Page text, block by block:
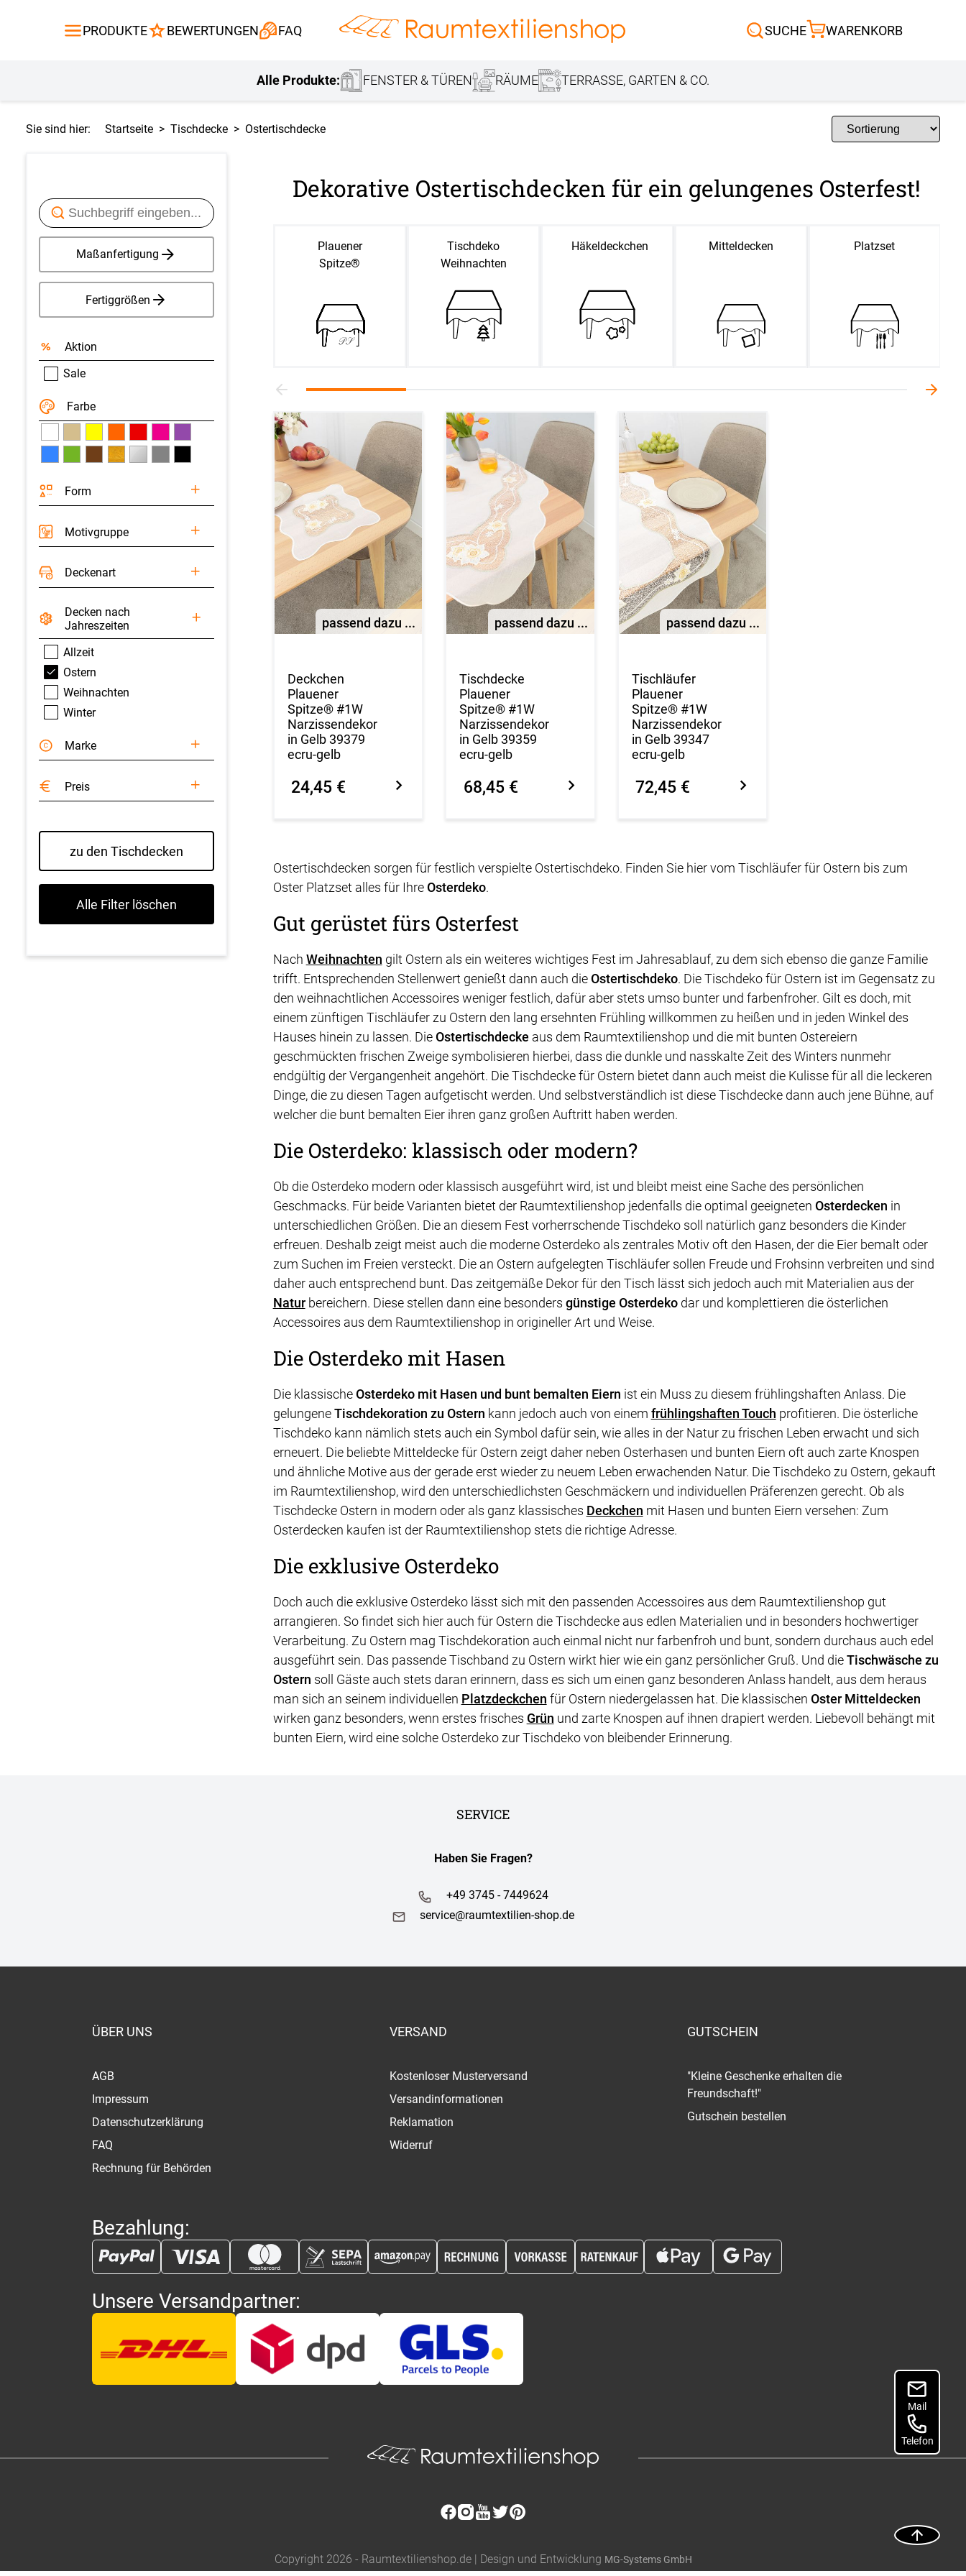
PRODUKTE BEWERTUNGEN FAQ SUCHE WARENKORB
Alle Produkte: FENSTER & TÜREN
Gardinen Flächenvorhang Lamellenvorhang Jalousie Scheibengardinen
RÄUME TERRASSE, GARTEN & CO.
Sie sind hier: Startseite Tischdecke Ostertischdecke
Maßanfertigung
Fertiggrößen
Aktion
Sale
Farbe
Form
Motivgruppe
Deckenart
Decken nach
Jahreszeiten
Allzeit
Ostern
Weihnachten
Winter
Marke
Preis
zu den Tischdecken
Alle Filter löschen
Dekorative Ostertischdecken für ein gelungenes Osterfest!
Plauener
Spitze®
Tischdeko
Weihnachten
Häkeldeckchen Mitteldecken Platzset
Deckchen
Plauener
Spitze® #1W
Narzissendekor
in Gelb 39379
ecru-gelb
24,45 €
passend dazu ...
Tischdecke
Plauener
Spitze® #1W
Narzissendekor
in Gelb 39359
ecru-gelb
68,45 €
passend dazu ...
Tischläufer
Plauener
Spitze® #1W
Narzissendekor
in Gelb 39347
ecru-gelb
72,45 €
passend dazu ...
Ostertischdecken sorgen für festlich verspielte Ostertischdeko. Finden Sie hier vom Tischläufer für Ostern bis zum
Oster Platzset alles für IhreOsterdeko.
Gut gerüstet fürs Osterfest
Nach Weihnachten gilt Ostern als ein weiteres wichtiges Fest im Jahresablauf, zu dem sich ebenso die ganze Familie
trifft. Entsprechenden Stellenwert genießt dann auch dieOstertischdeko. Die Tischdeko für Ostern ist im Gegensatz zu
den weihnachtlichen Accessoires weniger festlich, dafür aber stets umso bunter und farbenfroher. Gilt es doch, mit
einem zünftigen Tischläufer zu Ostern den lang ersehnten Frühling willkommen zu heißen und in jeden Winkel des
Hauses hinein zu lassen. DieOstertischdecke aus dem Raumtextilienshop und die mit bunten Ostereiern
geschmückten frischen Zweige symbolisieren hierbei, dass die dunkle und nasskalte Zeit des Winters nunmehr
endgültig der Vergangenheit angehört. Die Tischdecke für Ostern bietet dann auch meist die Kulisse für all die leckeren
Dinge, die zu diesen Tagen aufgetischt werden. Und selbstverständlich ist diese Tischdecke dann auch jene Bühne, auf
welcher die bunt bemalten Eier ihren ganz großen Auftritt haben werden.
Die Osterdeko: klassisch oder modern?
Ob die Osterdeko modern oder klassisch ausgeführt wird, ist und bleibt meist eine Sache des persönlichen
Geschmacks. Für beide Varianten bietet der Raumtextilienshop jedenfalls die optimal geeigneten Osterdecken in
unterschiedlichen Größen. Die an diesem Fest vorherrschende Tischdeko soll natürlich ganz besonders die Kinder
erfreuen. Deshalb zeigt meist auch die moderne Osterdeko als zentrales Motiv oft den Hasen, der die Eier bemalt oder
zum Suchen im Freien versteckt. Die an Ostern aufgelegten Tischläufer sollen Freude und Frohsinn verbreiten und sind
daher auch entsprechend bunt. Das zeitgemäße Dekor für den Tisch lässt sich jedoch auch mit Materialien aus der
Naturbereichern. Diese stellen dann eine besonders günstige Osterdekodar und komplettieren die österlichen
Accessoires aus dem Raumtextilienshop in origineller Art und Weise.
Die Osterdeko mit Hasen
Die klassischeOsterdeko mit Hasen und bunt bemalten Eiern ist ein Muss zu diesem frühlingshaften Anlass. Die
gelungeneTischdekoration zu Ostern kann jedoch auch von einem frühlingshaften Touch profitieren. Die österliche
Tischdeko kann nämlich stets auch ein Symbol dafür sein, wie alles in der Natur zu frischen Leben erwacht und sich
erneuert. Die beliebte Mitteldecke für Ostern zeigt daher neben Osterhasen und bunten Eiern oft auch zarte Knospen
und ähnliche Motive aus der gerade erst wieder zu neuem Leben erwachenden Natur. Die Tischdeko zu Ostern, gekauft
im Raumtextilienshop, wird den unterschiedlichsten Geschmäckern und individuellen Präferenzen gerecht. Ob als
Tischdecke Ostern in modern oder als ganz klassisches Deckchen mit Hasen und bunten Eiern versehen: Zum
Osterdecken kaufen ist der Raumtextilienshop stets die richtige Adresse.
Die exklusive Osterdeko
Doch auch die exklusive Osterdeko lässt sich mit den passenden Accessoires aus dem Raumtextilienshop gut
arrangieren. So findet sich hier auch für Ostern die Tischdecke aus edlen Materialien und in besonders hochwertiger
Verarbeitung. Zu Ostern mag Tischdekoration auch einmal nicht nur farbenfroh und bunt, sondern durchaus auch edel
ausgeführt sein. Das passende Tischband zu Ostern wirkt hier wie ein ganz persönlicher Gruß. Und dieTischwäsche zu
Ostern soll Gäste auch stets daran erinnern, dass es sich um einen ganz besonderen Anlass handelt, aus dem heraus
man sich an seinem individuellen Platzdeckchen für Ostern niedergelassen hat. Die klassischen Oster Mitteldecken
wirken ganz besonders, wenn erstes frisches Grün und zarte Knospen auf ihnen drapiert werden. Liebevoll behängt mit
bunten Eiern, wird eine solche Osterdeko zur Tischdeko von bleibender Erinnerung.
SERVICE
Haben Sie Fragen?
+49 3745 - 7449624
service@raumtextilien-shop.de
ÜBER UNS
AGB
Impressum
Datenschutzerklärung
FAQ
Rechnung für Behörden
VERSAND
Kostenloser Musterversand
Versandinformationen
Reklamation
Widerruf
GUTSCHEIN
"Kleine Geschenke erhalten die
Freundschaft!"
Gutschein bestellen
Bezahlung:
Unsere Versandpartner:
Copyright 2026 - Raumtextilienshop.de | Design und Entwicklung MG-Systems GmbH
Mail
Telefon